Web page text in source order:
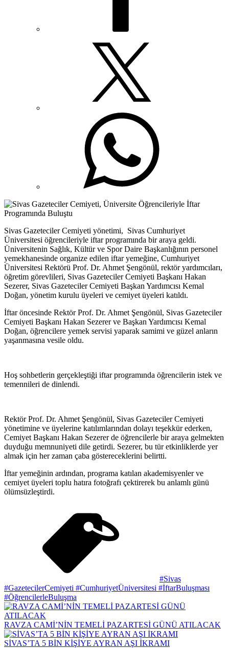
Sivas Gazeteciler Cemiyeti yönetimi, Sivas Cumhuriyet
Üniversitesi öğrencileriyle iftar programında bir araya geldi.
Üniversitenin Sağlık, Kültür ve Spor Daire Başkanlığının personel
yemekhanesinde organize edilen iftar yemeğine, Cumhuriyet
Üniversitesi Rektörü Prof. Dr. Ahmet Şengönül, rektör yardımcıları,
öğretim görevlileri, Sivas Gazeteciler Cemiyeti Başkanı Hakan
Sezerer, Sivas Gazeteciler Cemiyeti Başkan Yardımcısı Kemal
Doğan, yönetim kurulu üyeleri ve cemiyet üyeleri katıldı.
İftar öncesinde Rektör Prof. Dr. Ahmet Şengönül, Sivas Gazeteciler
Cemiyeti Başkanı Hakan Sezerer ve Başkan Yardımcısı Kemal
Doğan, öğrencilere yemek servisi yaparak samimi ve güzel anların
yaşanmasına vesile oldu.
Hoş sohbetlerin gerçekleştiği iftar programında öğrencilerin istek ve
temennileri de dinlendi.
Rektör Prof. Dr. Ahmet Şengönül, Sivas Gazeteciler Cemiyeti
yönetimine ve üyelerine katılımlarından dolayı teşekkür ederken,
Cemiyet Başkanı Hakan Sezerer de öğrencilerle bir araya gelmekten
duyduğu memnuniyeti dile getirdi. Sezerer, bu tür etkinliklerde yer
almak için her zaman çaba göstereceklerini belirtti.
İftar yemeğinin ardından, programa katılan akademisyenler ve
cemiyet üyeleri toplu hatıra fotoğrafı çektirerek bu anlamlı günü
ölümsüzleştirdi.
#Sivas
#GazetecilerCemiyeti #CumhuriyetÜniversitesi #İftarBuluşması
#ÖğrencilerleBuluşma
RAVZA CAMİ’NİN TEMELİ PAZARTESİ GÜNÜ ATILACAK
SİVAS’TA 5 BİN KİŞİYE AYRAN AŞI İKRAMI